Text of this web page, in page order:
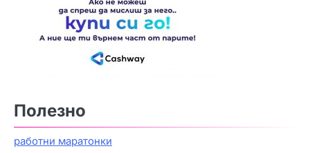
Полезно
работни маратонки